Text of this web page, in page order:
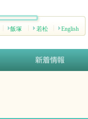
飯塚 若松 English